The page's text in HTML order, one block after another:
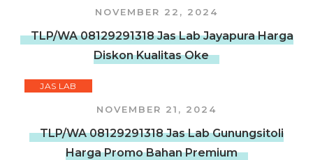
NOVEMBER 22, 2024
TLP/WA 08129291318 Jas Lab Jayapura Harga
Diskon Kualitas Oke
JAS LAB
NOVEMBER 21, 2024
TLP/WA 08129291318 Jas Lab Gunungsitoli
Harga Promo Bahan Premium